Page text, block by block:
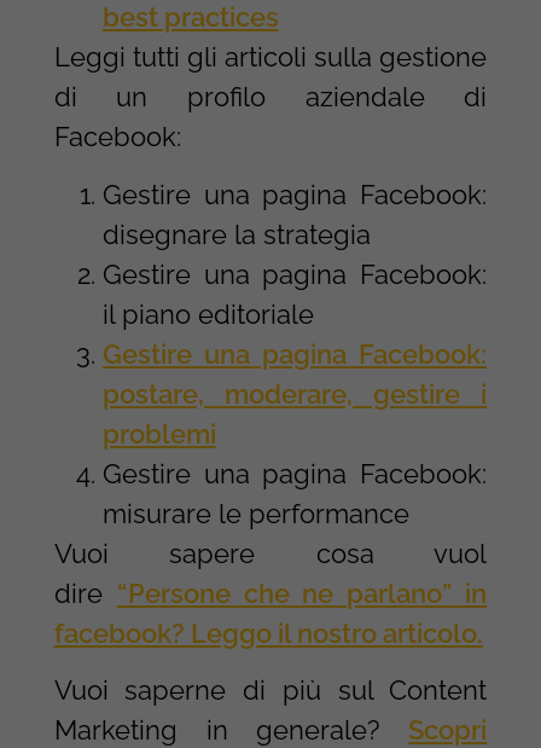
best practices
Leggi tutti gli articoli sulla gestione
di un profilo aziendale di
Facebook:
Gestire una pagina Facebook:
disegnare la strategia
Gestire una pagina Facebook:
il piano editoriale
Gestire una pagina Facebook:
postare, moderare, gestire i
problemi
Gestire una pagina Facebook:
misurare le performance
Vuoi sapere cosa vuol
dire “Persone che ne parlano” in
facebook? Leggo il nostro articolo.
Vuoi saperne di più sul Content
Marketing in generale? Scopri